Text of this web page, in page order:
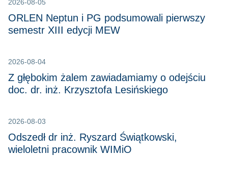
2026-08-05
ORLEN Neptun i PG podsumowali pierwszy
semestr XIII edycji MEW
2026-08-04
Z głębokim żalem zawiadamiamy o odejściu
doc. dr. inż. Krzysztofa Lesińskiego
2026-08-03
Odszedł dr inż. Ryszard Świątkowski,
wieloletni pracownik WIMiO